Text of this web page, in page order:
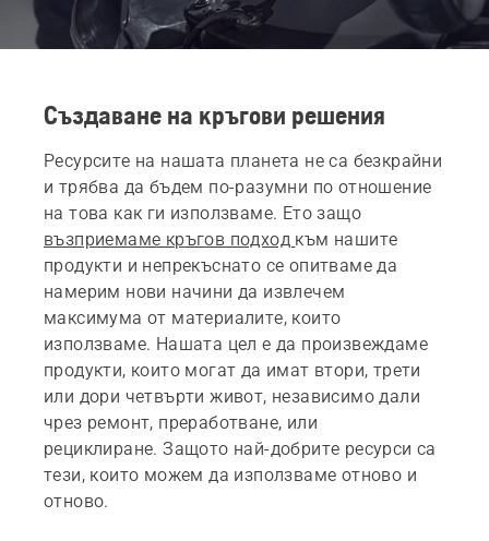
Създаване на кръгови решения
Ресурсите на нашата планета не са безкрайни
и трябва да бъдем по-разумни по отношение
на това как ги използваме. Ето защо
възприемаме кръгов подход към нашите
продукти и непрекъснато се опитваме да
намерим нови начини да извлечем
максимума от материалите, които
използваме. Нашата цел е да произвеждаме
продукти, които могат да имат втори, трети
или дори четвърти живот, независимо дали
чрез ремонт, преработване, или
рециклиране. Защото най-добрите ресурси са
тези, които можем да използваме отново и
отново.